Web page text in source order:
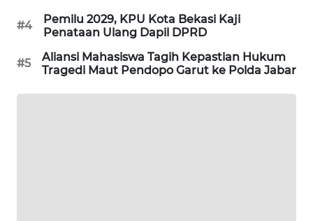
#4
Pemilu 2029, KPU Kota Bekasi Kaji
Penataan Ulang Dapil DPRD
#5
Aliansi Mahasiswa Tagih Kepastian Hukum
Tragedi Maut Pendopo Garut ke Polda Jabar
HUMBANG
NEWS